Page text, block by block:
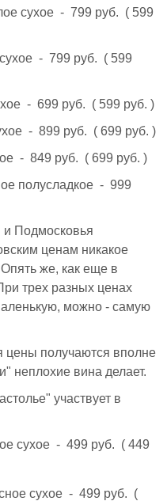
сухое - 799 руб. ( 599
- 799 руб. ( 599
- 699 руб. ( 599 руб. )
- 899 руб. ( 699 руб. )
- 849 руб. ( 699 руб. )
полусладкое - 999
и Подмосковья
ценам никакое
же, как еще в
трех разных ценах
можно - самую
цены получаются вполне
неплохие вина делает.
участвует в
сухое - 499 руб. ( 449
сухое - 499 руб. (